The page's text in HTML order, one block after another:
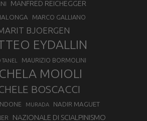
MANFRED REICHEGGER
MARCO GALLIANO
BJOERGEN
EYDALLIN
MAURIZIO BORMOLINI
MOIOLI
BOSCACCI
MURADA NADIR MAGUET
NAZIONALE DI SCIALPINISMO